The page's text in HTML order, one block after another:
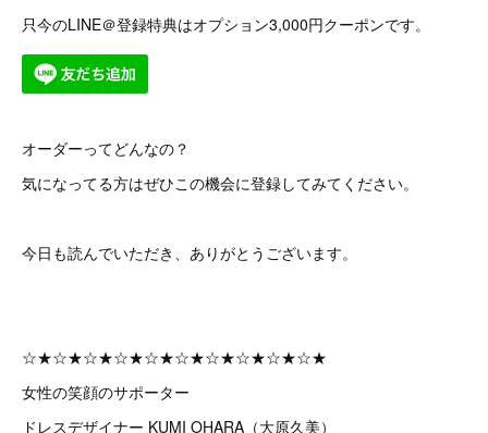
只今のLINE＠登録特典はオプション3,000円クーポンです。
オーダーってどんなの？
気になってる方はぜひこの機会に登録してみてください。
今日も読んでいただき、ありがとうございます。
☆★☆★☆★☆★☆★☆★☆★☆★☆★☆★
女性の笑顔のサポーター
ドレスデザイナー KUMI OHARA（大原久美）